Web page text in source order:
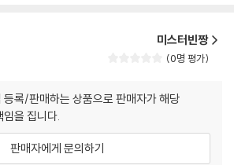
미스터빈짱
0명 평가
등록/판매하는 상품으로 판매자가 해당
을 집니다.
판매자에게 문의하기